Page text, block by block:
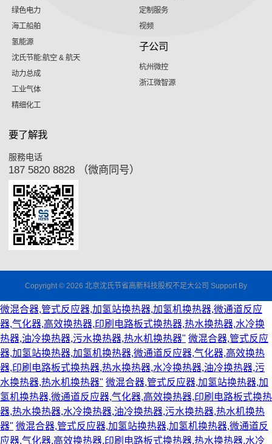
绿色电力
海工船舶
氢能源
沈氏节能:航空 & 航天
动力总成
工业气体
精细化工
定制服务
视频
子公司
杭州微控
浙江微智源
要了解我
服務电话
187 5820 8828 （微商同号）
Copyright © 2026 北京沈氏节省高新科技股权不足大公司 Support By
微混合器,管式反应器,加氢站换热器,加氢机换热器,微通道反应
器,气化器,高效换热器,印刷电路板式换热器,热水换热器,水冷换
热器,油冷换热器,污水换热器,热水机换热器" 微混合器,管式反应
器,加氢站换热器,加氢机换热器,微通道反应器,气化器,高效换热
器,印刷电路板式换热器,热水换热器,水冷换热器,油冷换热器,污
水换热器,热水机换热器" 微混合器,管式反应器,加氢站换热器,加
氢机换热器,微通道反应器,气化器,高效换热器,印刷电路板式换热
器,热水换热器,水冷换热器,油冷换热器,污水换热器,热水机换热
器" 微混合器,管式反应器,加氢站换热器,加氢机换热器,微通道反
应器,气化器,高效换热器,印刷电路板式换热器,热水换热器,水冷